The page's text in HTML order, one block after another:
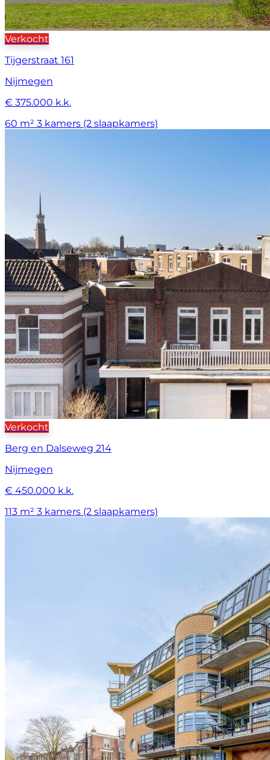
Verkocht
Tijgerstraat 161
Nijmegen
€ 375.000 k.k.
60 m² 3 kamers (2 slaapkamers)
Verkocht
Berg en Dalseweg 214
Nijmegen
€ 450.000 k.k.
113 m² 3 kamers (2 slaapkamers)